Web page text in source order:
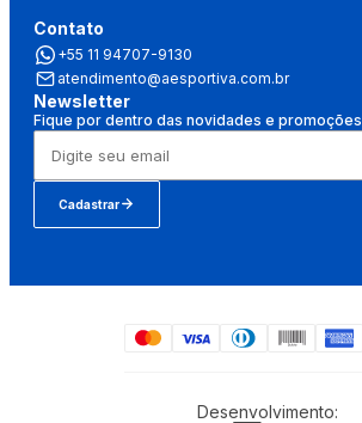
Contato
+55 11 94707-9130
atendimento@aesportiva.com.br
Newsletter
Fique por dentro das novidades e promoções
Cadastrar
Desenvolvimento: